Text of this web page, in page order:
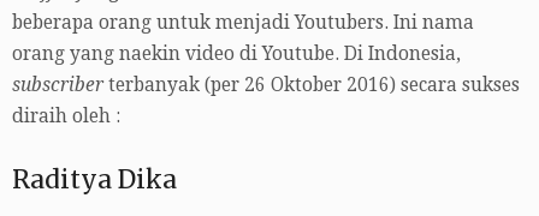
beberapa orang untuk menjadi Youtubers. Ini nama
orang yang naekin video di Youtube. Di Indonesia,
subscriberterbanyak (per 26 Oktober 2016) secara sukses
diraih oleh :
Raditya Dika